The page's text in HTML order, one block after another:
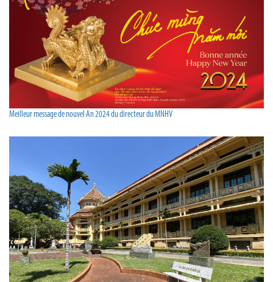
Meilleur message de nouvel An 2024 du directeur du MNHV